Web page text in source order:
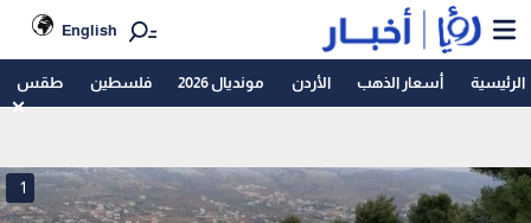
English
الرئيسية أسعار الذهب الأردن مونديال 2026 فلسطين طقس
1